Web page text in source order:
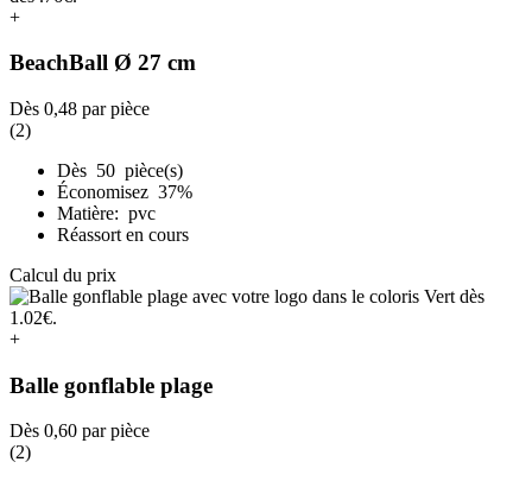
+
BeachBall Ø 27 cm
Dès 0,48 par pièce
(2)
Dès 50 pièce(s)
Économisez 37%
Matière: pvc
Réassort en cours
Calcul du prix
+
Balle gonflable plage
Dès 0,60 par pièce
(2)